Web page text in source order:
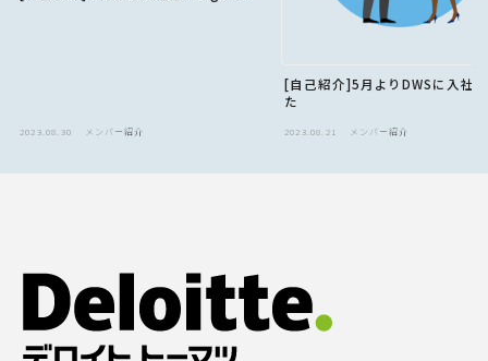
2023.08.30 メンバー紹介
[自己紹介]5月よりDWSに入社
た
2023.08.21 メンバー紹介